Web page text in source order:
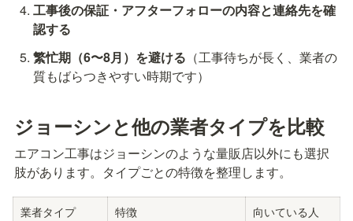
工事後の保証・アフターフォローの内容と連絡先を確
認する
繁忙期（6〜8月）を避ける （工事待ちが長く、業者の
質もばらつきやすい時期です）
ジョーシンと他の業者タイプを比較
エアコン工事はジョーシンのような量販店以外にも選択
肢があります。タイプごとの特徴を整理します。
業者タイプ 特徴 向いている人